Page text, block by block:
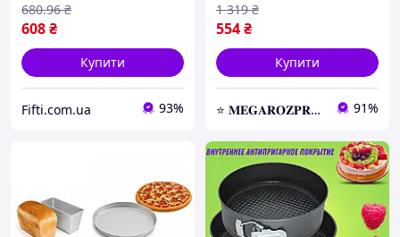
608₴
680.96 ₴
Купити
Fifti.com.ua 93%
554₴
1 319 ₴
Купити
⭐️ 𝐌𝐄𝐆𝐀𝐑𝐎𝐙𝐏𝐑𝐎𝐃𝐀𝐙𝐇 ⭐️ – Найновіші товари за найдоступнішими цінами 91%